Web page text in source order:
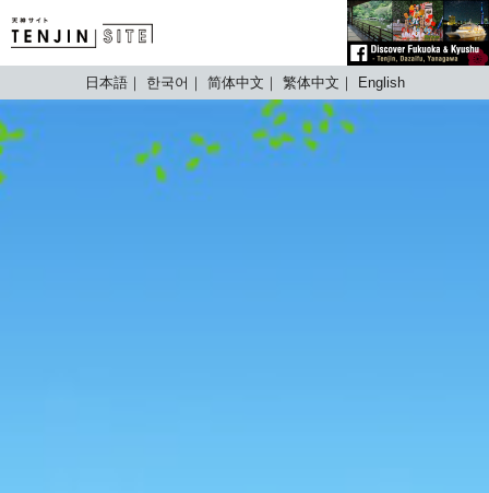
TENJIN SITE
日本語 한국어 简体中文 繁体中文 English